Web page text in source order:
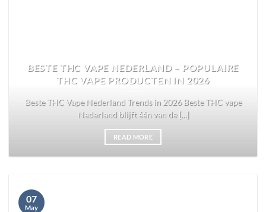
BESTE THC VAPE NEDERLAND – POPULAIRE
THC VAPE PRODUCTEN IN 2026
Beste THC Vape Nederland Trends in 2026 Beste THC vape
Nederland blijft één van de [...]
READ MORE
07
May